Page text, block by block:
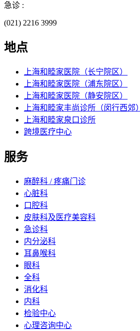
急诊 :
(021) 2216 3999
地点
上海和睦家医院（长宁院区）
上海和睦家医院（浦东院区）
上海和睦家医院（静安院区）
上海和睦家丰尚诊所（闵行西郊）
上海和睦家泉口诊所
跨境医疗中心
服务
麻醉科 / 疼痛门诊
心脏科
口腔科
皮肤科及医疗美容科
急诊科
内分泌科
耳鼻喉科
眼科
全科
消化科
内科
检验中心
心理咨询中心